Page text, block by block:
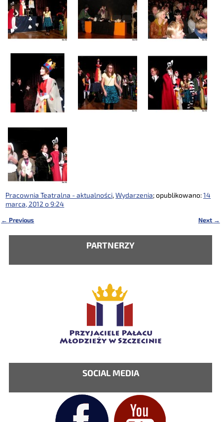
Pracownia Teatralna - aktualności,Wydarzenia; opublikowano:14
marca, 2012 o 9:24
← Previous Next →
PARTNERZY
SOCIAL MEDIA